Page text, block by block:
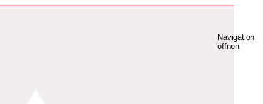
Navigation
öffnen